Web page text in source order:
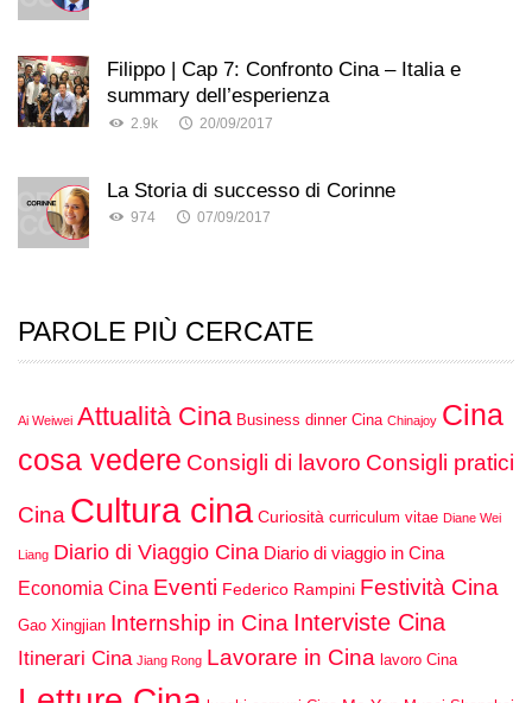
Filippo | Cap 7: Confronto Cina – Italia e
summary dell’esperienza
2.9k 20/09/2017
La Storia di successo di Corinne
974 07/09/2017
PAROLE PIÙ CERCATE
Ai Weiwei Attualità Cina Business dinner Cina Chinajoy Cina
cosa vedere Consigli di lavoro Consigli pratici
Cina Cultura cina Curiosità curriculum vitae Diane Wei
Liang Diario di Viaggio Cina Diario di viaggio in Cina
Economia Cina Eventi Federico Rampini Festività Cina
Gao Xingjian Internship in Cina Interviste Cina
Itinerari Cina Jiang Rong Lavorare in Cina lavoro Cina